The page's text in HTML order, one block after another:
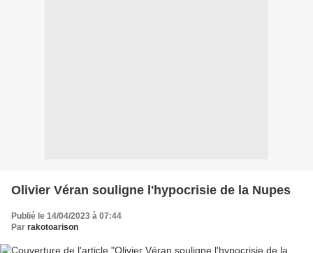
Olivier Véran souligne l'hypocrisie de la Nupes
Publié le 14/04/2023 à 07:44
Par rakotoarison